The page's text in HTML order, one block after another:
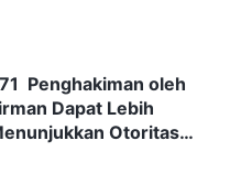
Penghakiman oleh
Dapat Lebih
Otoritas